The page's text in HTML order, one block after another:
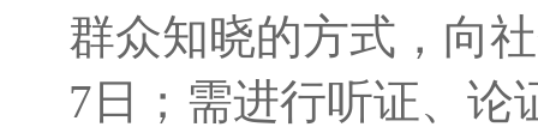
群众知晓的方式，向
7 日；需进行听证、